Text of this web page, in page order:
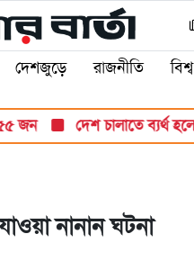
দেশজুড়ে রাজনীতি বিশ্ব
জন দেশ চালাতে ব্যর্থ হলে
নানান ঘটনা